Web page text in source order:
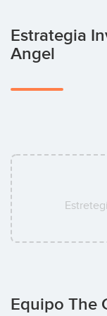
Estrategia
Angel
Equipo The